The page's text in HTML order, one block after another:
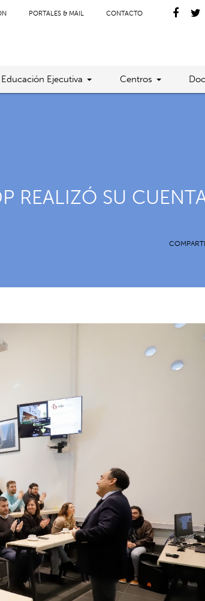
PORTALES & MAIL CONTACTO
Educación Ejecutiva Centros
REALIZÓ SU